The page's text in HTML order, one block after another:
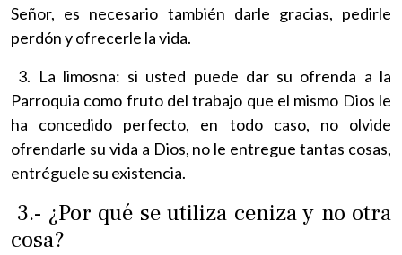
Señor, es necesario también darle gracias, pedirle
perdón y ofrecerle la vida.
3. La limosna: si usted puede dar su ofrenda a la
Parroquia como fruto del trabajo que el mismo Dios le
ha concedido perfecto, en todo caso, no olvide
ofrendarle su vida a Dios, no le entregue tantas cosas,
entréguele su existencia.
3.- ¿Por qué se utiliza ceniza y no otra
cosa?